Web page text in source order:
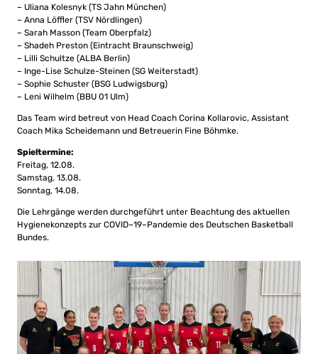
– Uliana Kolesnyk (TS Jahn München)
– Anna Löffler (TSV Nördlingen)
– Sarah Masson (Team Oberpfalz)
– Shadeh Preston (Eintracht Braunschweig)
– Lilli Schultze (ALBA Berlin)
– Inge-Lise Schulze-Steinen (SG Weiterstadt)
– Sophie Schuster (BSG Ludwigsburg)
– Leni Wilhelm (BBU 01 Ulm)
Das Team wird betreut von Head Coach Corina Kollarovic, Assistant
Coach Mika Scheidemann und Betreuerin Fine Böhmke.
Spieltermine:
Freitag, 12.08.
Samstag, 13.08.
Sonntag, 14.08.
Die Lehrgänge werden durchgeführt unter Beachtung des aktuellen
Hygienekonzepts zur COVID–19–Pandemie des Deutschen Basketball
Bundes.